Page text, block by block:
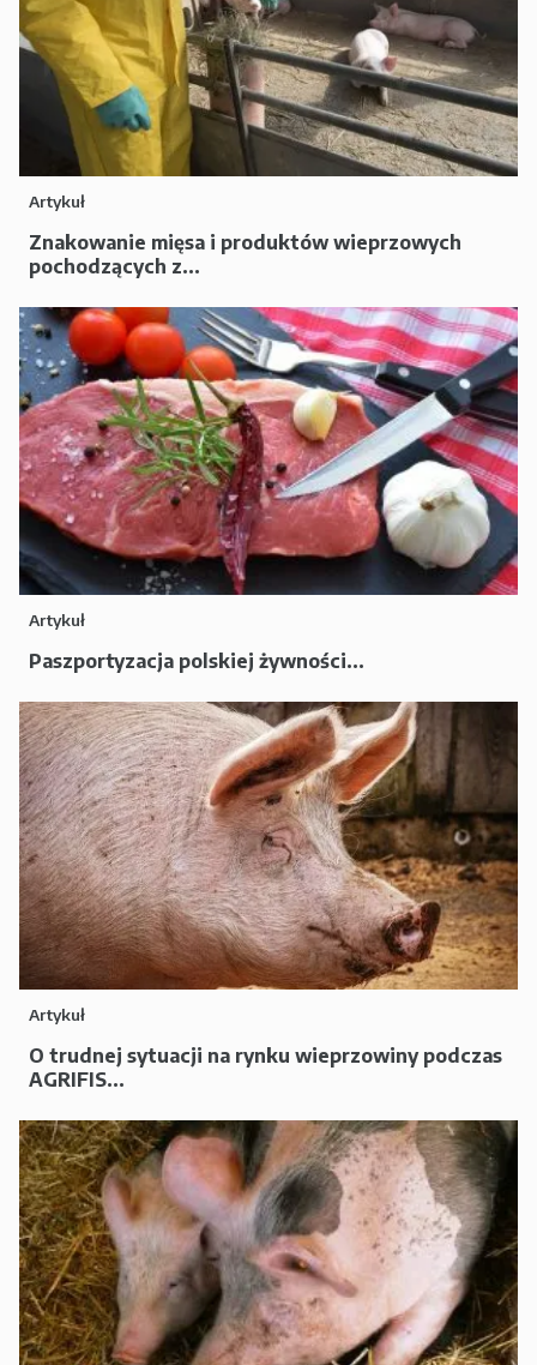
Artykuł
Znakowanie mięsa i produktów wieprzowych
pochodzących z...
Artykuł
Paszportyzacja polskiej żywności...
Artykuł
O trudnej sytuacji na rynku wieprzowiny podczas
AGRIFIS...